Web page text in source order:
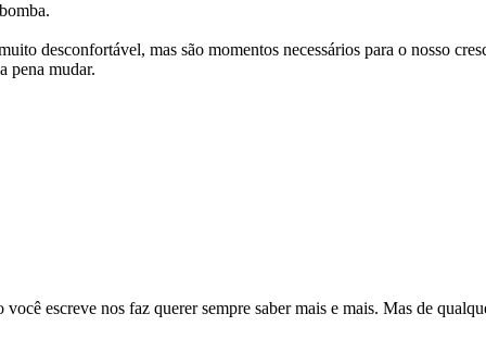
desconfortável, mas são momentos necessários para o nosso
pena mudar.
escreve nos faz querer sempre saber mais e mais. Mas de